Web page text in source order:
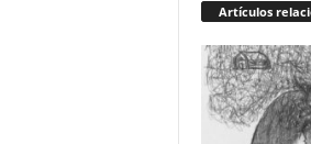
Artículos